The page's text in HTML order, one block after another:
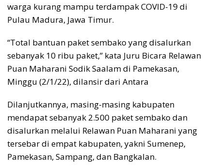
warga kurang mampu terdampak COVID-19 di
Pulau Madura, Jawa Timur.
“Total bantuan paket sembako yang disalurkan
sebanyak 10 ribu paket,” kata Juru Bicara Relawan
Puan Maharani Sodik Saalam di Pamekasan,
Minggu (2/1/22), dilansir dari Antara
Dilanjutkannya, masing-masing kabupaten
mendapat sebanyak 2.500 paket sembako dan
disalurkan melalui Relawan Puan Maharani yang
tersebar di empat kabupaten, yakni Sumenep,
Pamekasan, Sampang, dan Bangkalan.